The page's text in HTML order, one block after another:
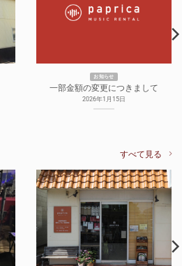
お知らせ
一部金額の変更につきまして
2026年1月15日
すべて見る